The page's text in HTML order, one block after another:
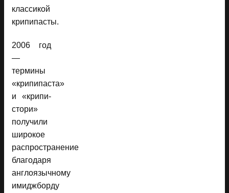
классикой
крипипасты.
2006 год
—
термины
«крипипаста»
и «крипи-
стори»
получили
широкое
распространение
благодаря
англоязычному
имиджборду